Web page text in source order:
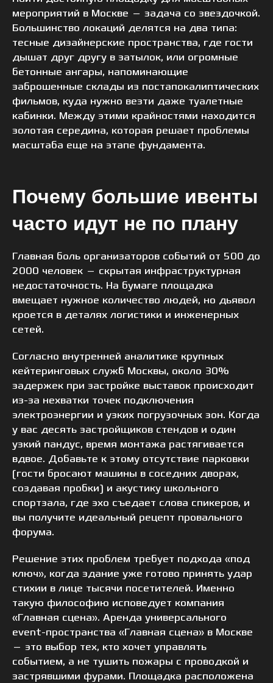
мероприятий в Москве — задача со звездочкой.
Большинство локаций делятся на два типа:
тесные дизайнерские пространства, где гости
дышат друг другу в затылок, или огромные
бетонные ангары, напоминающие
заброшенные склады из постапокалиптических
фильмов, куда нужно везти даже туалетные
кабинки. Между этими крайностями находится
золотая середина, которая решает проблемы
масштаба еще на этапе фундамента.
Почему большие ивенты
часто идут не по плану
Главная боль организаторов событий от 500 до
2000 человек — скрытая инфраструктурная
недостаточность. На бумаге площадка
вмещает нужное количество людей, но дьявол
кроется в деталях логистики и инженерных
сетей.
Согласно внутренней аналитике крупных
кейтеринговых служб Москвы, около 30%
задержек при застройке выставок происходит
из-за нехватки точек подключения
электроэнергии и узких погрузочных зон. Когда
у вас десять застройщиков стендов и один
узкий пандус, время монтажа растягивается
вдвое. Добавьте к этому отсутствие парковки
(гости бросают машины в соседних дворах,
создавая пробки) и акустику школьного
спортзала, где эхо съедает слова спикеров, и
вы получите идеальный рецепт провального
форума.
Решение этих проблем требует подхода «под
ключ», когда здание уже готово принять удар
стихии в лице тысячи посетителей. Именно
такую философию исповедует компания
«Главная сцена». Аренда универсального
event-пространства «Главная сцена» в Москве
— это выбор тех, кто хочет управлять
событием, а не тушить пожары с проводкой и
застрявшими фурами. Площадка расположена